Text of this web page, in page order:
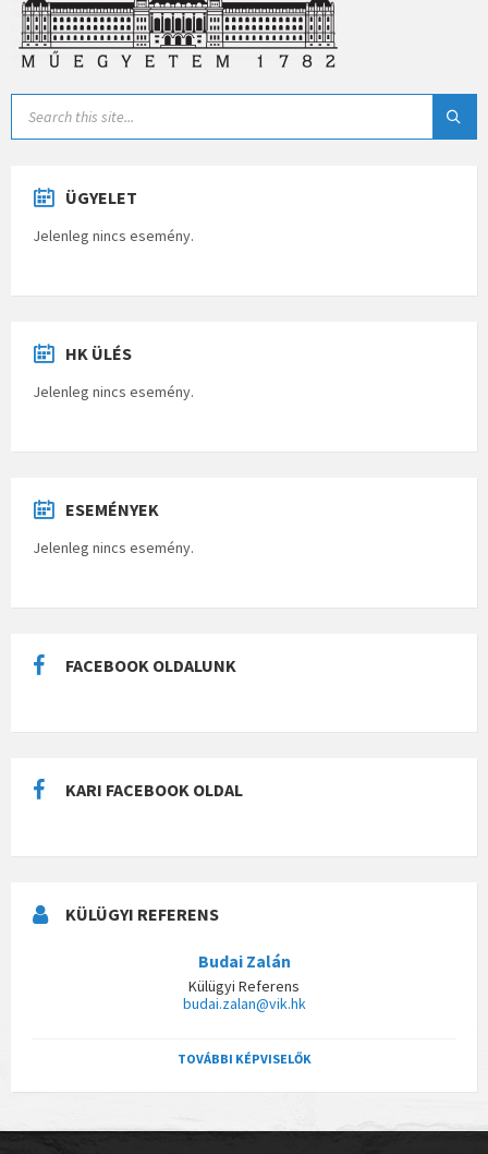
ÜGYELET
Jelenleg nincs esemény.
HK ÜLÉS
Jelenleg nincs esemény.
ESEMÉNYEK
Jelenleg nincs esemény.
FACEBOOK OLDALUNK
KARI FACEBOOK OLDAL
KÜLÜGYI REFERENS
Budai Zalán
Külügyi Referens
budai.zalan@vik.hk
TOVÁBBI KÉPVISELŐK